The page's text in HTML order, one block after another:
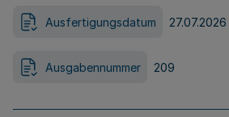
Ausfertigungsdatum 27.07.2026
Ausgabennummer 209